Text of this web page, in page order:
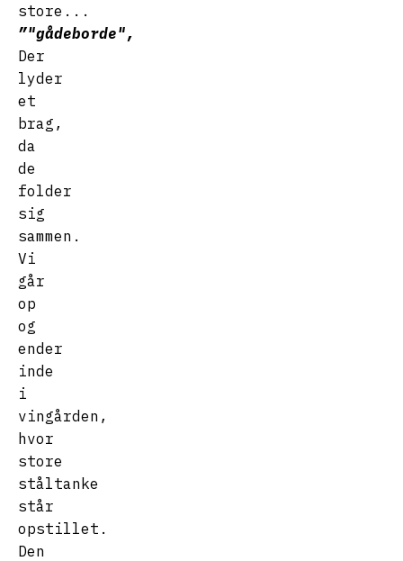
store...
”"gådeborde",
Der
lyder
et
brag,
da
de
folder
sig
sammen.
Vi
går
op
og
ender
inde
i
vingården,
hvor
store
ståltanke
står
opstillet.
Den